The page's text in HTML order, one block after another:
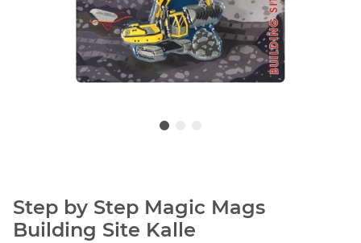
Step by Step Magic Mags
Building Site Kalle